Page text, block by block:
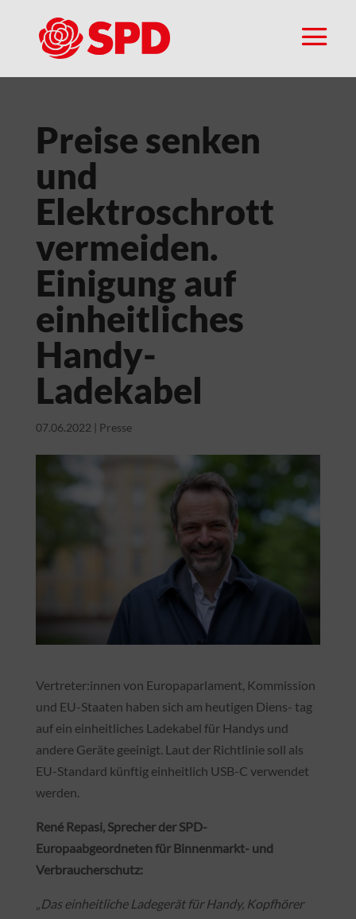
Preise senken
und
Elektroschrott
vermeiden.
Einigung auf
einheitliches
Handy-
Ladekabel
07.06.2022 | Presse
Vertreter:innen von Europaparlament, Kommission
und EU-Staaten haben sich am heutigen Diens- tag
auf ein einheitliches Ladekabel für Handys und
andere Geräte geeinigt. Laut der Richtlinie soll als
EU-Standard künftig einheitlich USB-C verwendet
werden.
René Repasi, Sprecher der SPD-
Europaabgeordneten für Binnenmarkt- und
Verbraucherschutz:
„Das einheitliche Ladegerät für Handy, Kopfhörer